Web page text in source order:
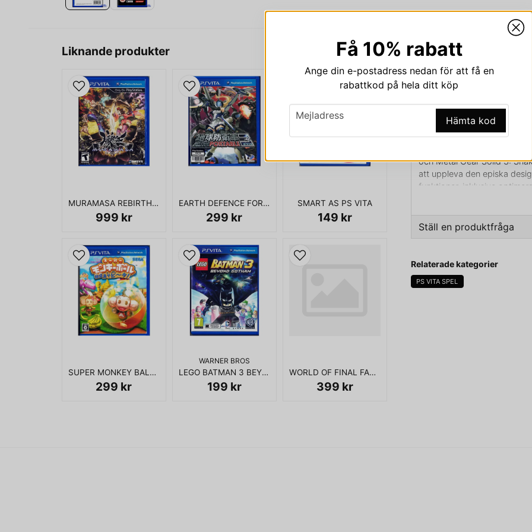
Liknande produkter
MURAMASA REBIRTH PS VITA
999 kr
EARTH DEFENCE FORCES 3 PORTABLE PS VITA JAPANSK
299 kr
SMART AS PS VITA
149 kr
SUPER MONKEY BALL TOKUMORI ASOBI TA! PS VITA JAPANSK
299 kr
WARNER BROS
LEGO BATMAN 3 BEYOND GOTHAM PS VITA
199 kr
WORLD OF FINAL FANTASY DAY ONE EDITION PS VITA
399 kr
Beskrivning
Beskrivning av METAL
METAL GEAR SOLID HD
Från den kritikerrosade
HD Collection för
spelen från det förflutna i
och Metal Gear Solid 3:
att uppleva den episka
funktioner, inklusive
touch-screen-funktioner,
Collection.
KOMPLETT I BOX
Ställ en produktfråga
Fråga oss något om
Relaterade kategorier
PS VITA SPEL
Få 10% rabatt
Ange din e-postadress nedan för att få en
rabattkod på hela ditt köp
email
Mejladress Hämta kod